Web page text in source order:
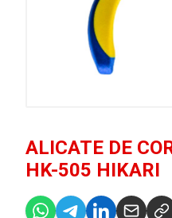
ALICATE DE
HK-505 HIKARI